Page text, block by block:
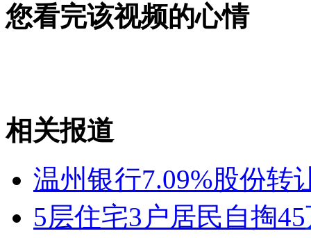
"火焰"接到自毁指令将"自动消失"
山西运城恶犬咬伤多人 警民合力深夜将其击毙
您看完该视频的心情
相关报道
温州银行7.09%股份转
5层住宅3户居民自掏45